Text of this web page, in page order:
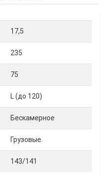
17,5
235
75
L (до 120)
Бескамерное
Грузовые
143/141